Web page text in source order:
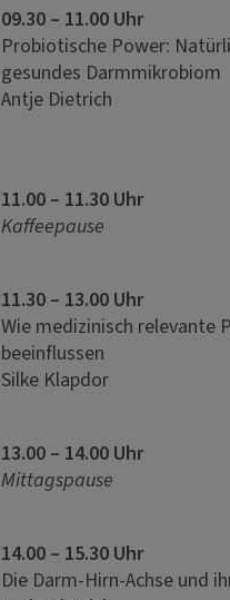
09.30 – 11.00 Uhr
Probiotische Power:
gesundes Darmmikrobiom
Antje Dietrich
11.00 – 11.30 Uhr
Kaffeepause
11.30 – 13.00 Uhr
Wie medizinisch relevante
beeinflussen
Silke Klapdor
13.00 – 14.00 Uhr
Mittagspause
14.00 – 15.30 Uhr
Die Darm-Hirn-Achse und